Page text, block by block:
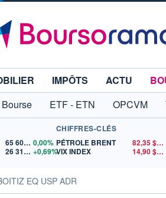
IMPÔTS ACTU
ETF - ETN OPCVM
65 606,71 0,00%
26 319,45 +0,69%
CHIFFRES-CLÉS
PÉTROLE BRENT
82,35$US
VIX INDEX
14,90$US
EQ USP ADR